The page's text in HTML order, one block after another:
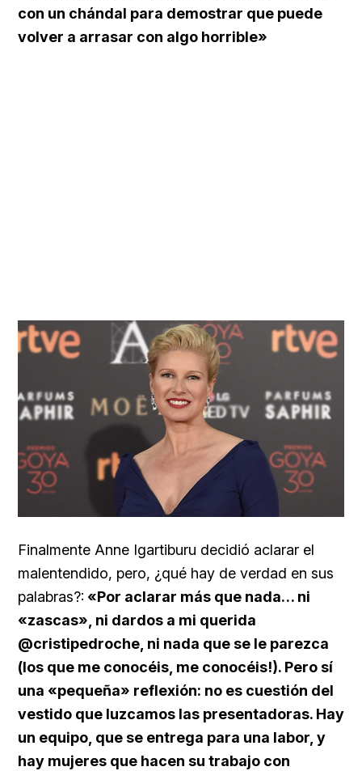
con un chándal para demostrar que puede
volver a arrasar con algo horrible»
Finalmente Anne Igartiburu decidió aclarar el
malentendido, pero, ¿qué hay de verdad en sus
palabras?: «Por aclarar más que nada… ni
«zascas», ni dardos a mi querida
@cristipedroche, ni nada que se le parezca
(los que me conocéis, me conocéis!). Pero sí
una «pequeña» reflexión: no es cuestión del
vestido que luzcamos las presentadoras. Hay
un equipo, que se entrega para una labor, y
hay mujeres que hacen su trabajo con